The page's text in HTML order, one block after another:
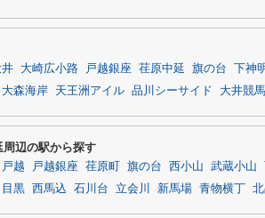
井 大崎広小路 戸越銀座 荏原中延 旗の台 下神
大森海岸 天王洲アイル 品川シーサイド 大井競
辺の駅から探す
戸越 戸越銀座 荏原町 旗の台 西小山 武蔵小山
目黒 西馬込 石川台 立会川 新馬場 青物横丁 北